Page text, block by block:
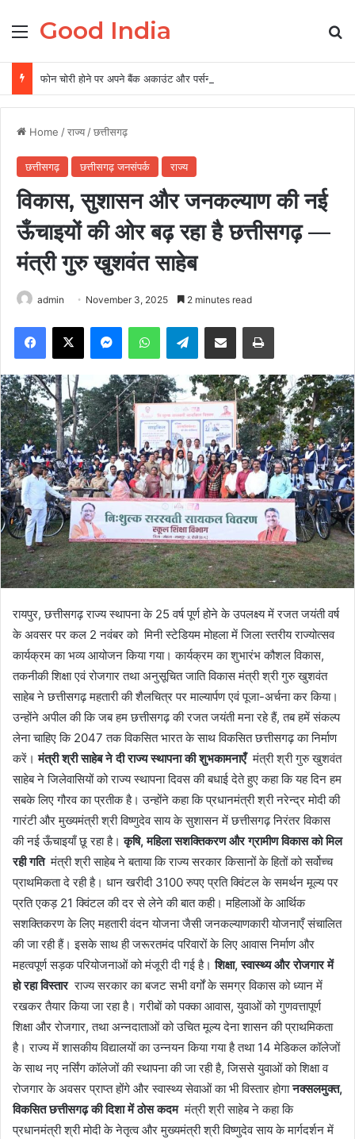
Menu
Good India
Home /राज्य /छत्तीसगढ़
छत्तीसगढ़ छत्तीसगढ़ जनसंपर्क राज्य
विकास, सुशासन और जनकल्याण की नई
ऊँचाइयों की ओर बढ़ रहा है छत्तीसगढ़ —
मंत्री गुरु खुशवंत साहेब
admin November 3, 2025 2 minutes read
Facebook
X MessengerWhatsAppTelegramShare via Email Print
रायपुर, छत्तीसगढ़ राज्य स्थापना के 25 वर्ष पूर्ण होने के उपलक्ष्य में रजत जयंती वर्ष
के अवसर पर कल 2 नवंबर को मिनी स्टेडियम मोहला में जिला स्तरीय राज्योत्सव
कार्यक्रम का भव्य आयोजन किया गया। कार्यक्रम का शुभारंभ कौशल विकास,
तकनीकी शिक्षा एवं रोजगार तथा अनुसूचित जाति विकास मंत्री श्री गुरु खुशवंत
साहेब ने छत्तीसगढ़ महतारी की शैलचित्र पर माल्यार्पण एवं पूजा-अर्चना कर किया।
उन्होंने अपील की कि जब हम छत्तीसगढ़ की रजत जयंती मना रहे हैं, तब हमें संकल्प
लेना चाहिए कि 2047 तक विकसित भारत के साथ विकसित छत्तीसगढ़ का निर्माण
करें।मंत्री श्री साहेब ने दी राज्य स्थापना की शुभकामनाएँ मंत्री श्री गुरु खुशवंत
साहेब ने जिलेवासियों को राज्य स्थापना दिवस की बधाई देते हुए कहा कि यह दिन हम
सबके लिए गौरव का प्रतीक है। उन्होंने कहा कि प्रधानमंत्री श्री नरेन्द्र मोदी की
गारंटी और मुख्यमंत्री श्री विष्णुदेव साय के सुशासन में छत्तीसगढ़ निरंतर विकास
की नई ऊँचाइयाँ छू रहा है।कृषि, महिला सशक्तिकरण और ग्रामीण विकास को मिल
रही गति मंत्री श्री साहेब ने बताया कि राज्य सरकार किसानों के हितों को सर्वोच्च
प्राथमिकता दे रही है। धान खरीदी 3100 रुपए प्रति क्विंटल के समर्थन मूल्य पर
प्रति एकड़ 21 क्विंटल की दर से लेने की बात कही। महिलाओं के आर्थिक
सशक्तिकरण के लिए महतारी वंदन योजना जैसी जनकल्याणकारी योजनाएँ संचालित
की जा रही हैं। इसके साथ ही जरूरतमंद परिवारों के लिए आवास निर्माण और
महत्वपूर्ण सड़क परियोजनाओं को मंजूरी दी गई है।शिक्षा, स्वास्थ्य और रोजगार में
हो रहा विस्तार राज्य सरकार का बजट सभी वर्गों के समग्र विकास को ध्यान में
रखकर तैयार किया जा रहा है। गरीबों को पक्का आवास, युवाओं को गुणवत्तापूर्ण
शिक्षा और रोजगार, तथा अन्नदाताओं को उचित मूल्य देना शासन की प्राथमिकता
है। राज्य में शासकीय विद्यालयों का उन्नयन किया गया है तथा 14 मेडिकल कॉलेजों
के साथ नए नर्सिंग कॉलेजों की स्थापना की जा रही है, जिससे युवाओं को शिक्षा व
रोजगार के अवसर प्राप्त होंगे और स्वास्थ्य सेवाओं का भी विस्तार होगानक्सलमुक्त,
विकसित छत्तीसगढ़ की दिशा में ठोस कदम मंत्री श्री साहेब ने कहा कि
प्रधानमंत्री श्री मोदी के नेतृत्व और मुख्यमंत्री श्री विष्णुदेव साय के मार्गदर्शन में